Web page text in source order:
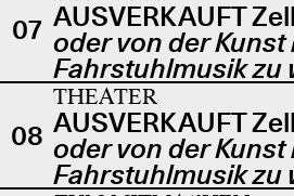
07 AUSVERKAUFT
oder von der Kunst
Fahrstuhlmusik zu
08
THEATER
AUSVERKAUFT
oder von der Kunst
Fahrstuhlmusik zu